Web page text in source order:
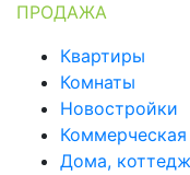
ПРОДАЖА
Квартиры
Комнаты
Новостройки
Дома,